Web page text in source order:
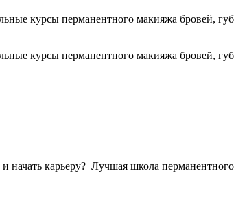
курсы перманентного макияжа бровей,
курсы перманентного макияжа бровей,
начать карьеру? Лучшая школа